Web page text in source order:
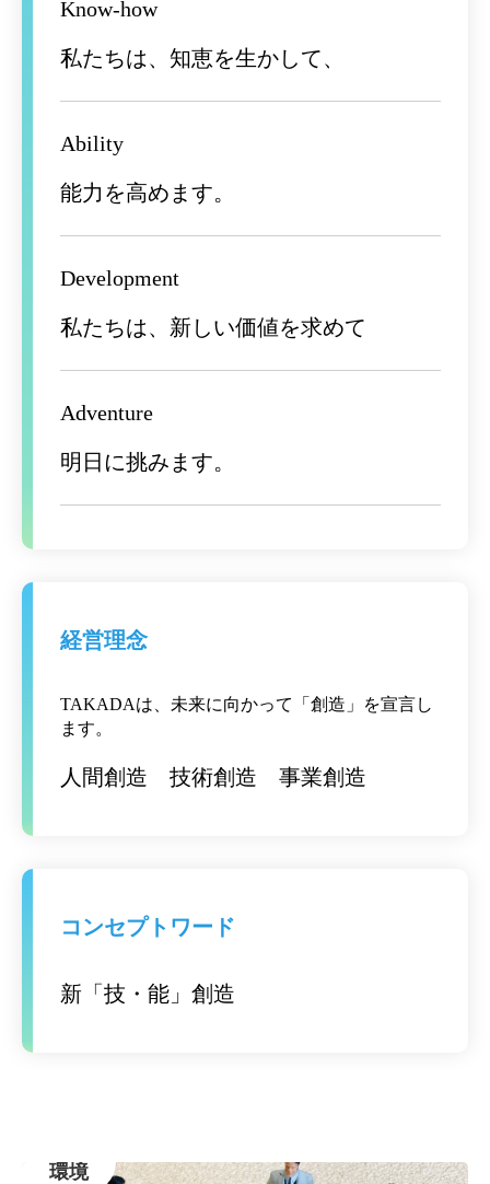
Know-how
私たちは、知恵を生かして、
Ability
能力を高めます。
Development
私たちは、新しい価値を求めて
Adventure
明日に挑みます。
経営理念
TAKADAは、未来に向かって「創造」を宣言し
ます。
人間創造 技術創造 事業創造
コンセプトワード
新「技・能」創造
環境